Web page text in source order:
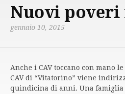
Nuovi poveri
gennaio 10, 2015
Anche i CAV toccano con mano
CAV di “Vitatorino” viene
quindicina di anni. Una famiglia